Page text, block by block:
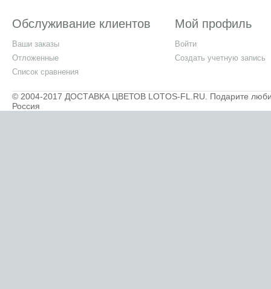
Обслуживание клиентов
Ваши заказы
Отложенные
Список сравнения
Мой профиль
Войти
Создать учетную запись
© 2004-2017 ДОСТАВКА ЦВЕТОВ LOTOS-FL.RU. Подарите
Россия